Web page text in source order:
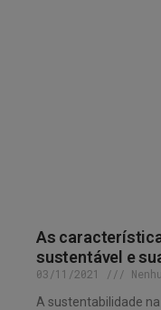
As
sustentável e
03/11/2021
A sustentabilidade